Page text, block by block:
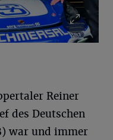
Reiner
des Deutschen
war und immer